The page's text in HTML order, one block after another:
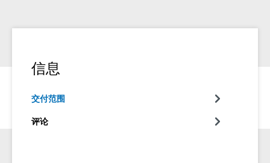
信息
交付范围
评论